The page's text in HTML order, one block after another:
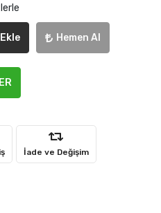
Hemen Al
İade ve Değişim